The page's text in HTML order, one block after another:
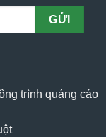
trình quảng cáo